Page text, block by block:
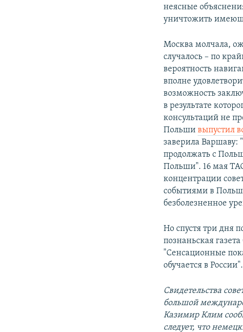
неясные
уничтожить
Москва молчала,
случалось – по
вероятность
вполне
возможность
в результате
консультаций не
Польшивыпустил
заверила Варшаву:
продолжать с
Польши". 16 мая
концентрации
событиями в
безболезненное
Но спустя три дня
познаньская
"Сенсационные
обучается в
Свидетельства
большой
Казимир Клим
следует, что